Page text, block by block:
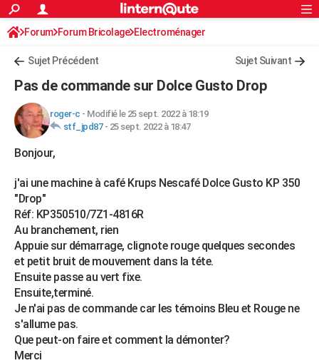
ACTUALITÉS
Politique
Société
Faits Divers
Education
Monde
Villes
+
FINANCE
Retraite
Impôts
Epargne
Immobilier
Risques naturels par ville
Banque
Assurance
Crédit
AUTO
Essais
Réserver un essai
Citadines
Berlines
SUV
Forum auto
+HIGH-TECH
Mobiles
Meilleur smartphone
Internet
Ordinateurs
Jeux vidéo
Guide high-tech
+BRICOLAGE
Forum
Aménagement intérieur
Extérieur
Cuisine
Salle de bains
Jardinage
Rangement
WEEK-END
Guides de France
Escapades
Patrimoine
Expositions
Musées
Week-end nature
+LIFESTYLE
Art de vivre
Bien-être
Loisirs
Mode
Modes de vie
SANTE
Alimentation
Guide de la santé
Maladies
Médicaments
Sommeil
VOYAGE
Destinations
City break
Voyage nature
Voyage de noces
Forum
Climat
+PHOTO
S'inscrire
Connexion
Forum Forum Bricolage Electroménager
Sujet Précédent Sujet Suivant
Pas de commande sur Dolce Gusto Drop
roger-c - Modifié le 25 sept. 2022 à 18:19
stf_jpd87- 25 sept. 2022 à 18:47
Bonjour,
j'ai une machine à café Krups Nescafé Dolce Gusto KP 350
"Drop"
Réf: KP350510/7Z1-4816R
Au branchement, rien
Appuie sur démarrage, clignote rouge quelques secondes
et petit bruit de mouvement dans la téte.
Ensuite passe au vert fixe.
Ensuite,terminé.
Je n'ai pas de commande car les témoins Bleu et Rouge ne
s'allume pas.
Que peut-on faire et comment la démonter?
Merci